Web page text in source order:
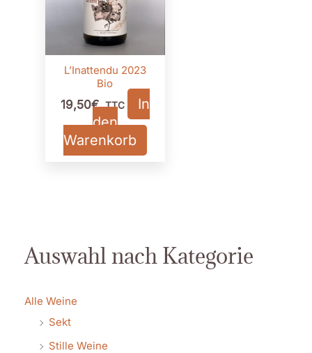
Auswahl nach Kategorie
Alle Weine
Sekt
Stille Weine
L’Inattendu 2023
Bio
19,50€ TTC
In
den
Warenkorb